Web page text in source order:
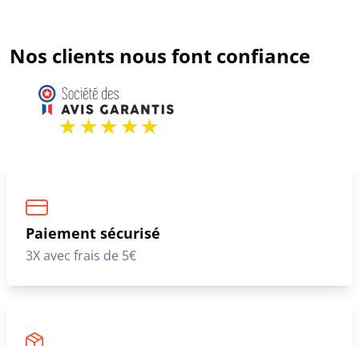
Nos clients nous font confiance
Paiement sécurisé
3X avec frais de 5€